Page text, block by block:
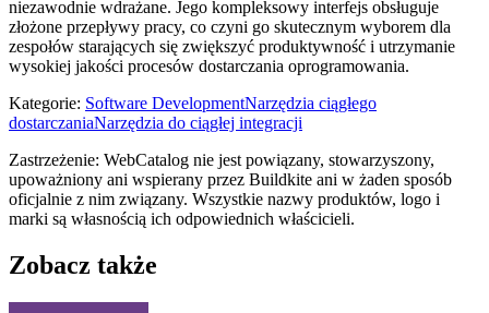
niezawodnie wdrażane. Jego kompleksowy interfejs obsługuje
złożone przepływy pracy, co czyni go skutecznym wyborem dla
zespołów starających się zwiększyć produktywność i utrzymanie
wysokiej jakości procesów dostarczania oprogramowania.
Kategorie: Software DevelopmentNarzędzia ciągłego
dostarczaniaNarzędzia do ciągłej integracji
Zastrzeżenie: WebCatalog nie jest powiązany, stowarzyszony,
upoważniony ani wspierany przez Buildkite ani w żaden sposób
oficjalnie z nim związany. Wszystkie nazwy produktów, logo i
marki są własnością ich odpowiednich właścicieli.
Zobacz także